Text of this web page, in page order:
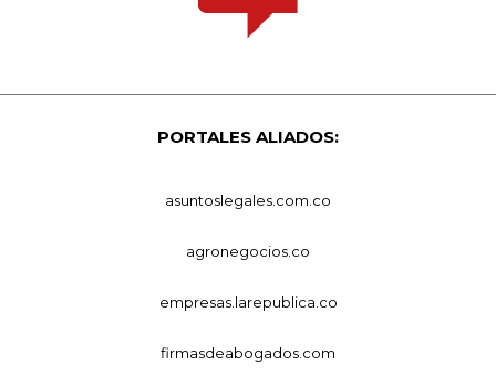
PORTALES ALIADOS:
asuntoslegales.com.co
agronegocios.co
empresas.larepublica.co
firmasdeabogados.com